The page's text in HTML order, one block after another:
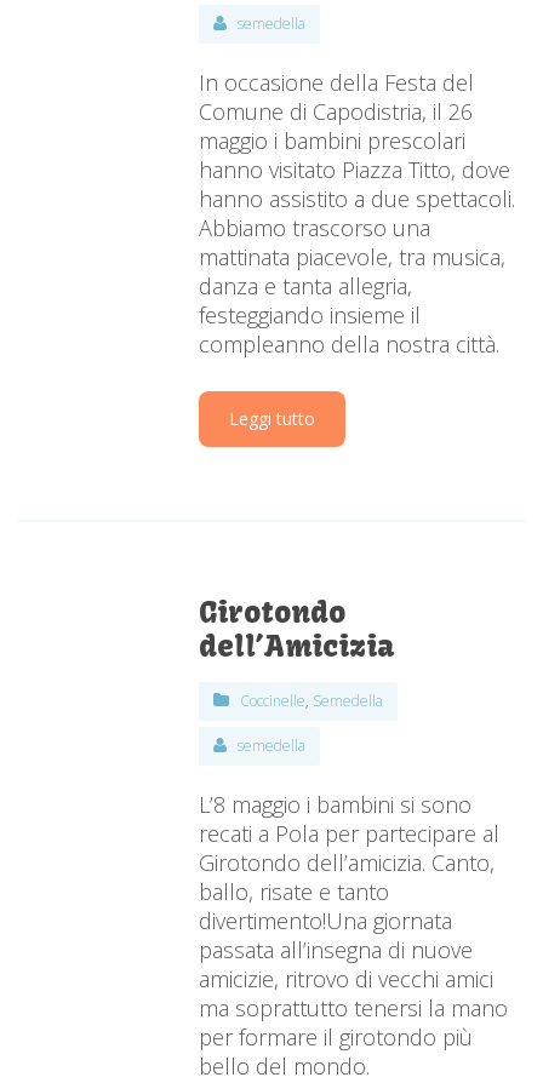
semedella
In occasione della Festa del
Comune di Capodistria, il 26
maggio i bambini prescolari
hanno visitato Piazza Titto, dove
hanno assistito a due spettacoli.
Abbiamo trascorso una
mattinata piacevole, tra musica,
danza e tanta allegria,
festeggiando insieme il
compleanno della nostra città.
Leggi tutto
Girotondo
dell’Amicizia
Coccinelle, Semedella
semedella
L’8 maggio i bambini si sono
recati a Pola per partecipare al
Girotondo dell’amicizia. Canto,
ballo, risate e tanto
divertimento!Una giornata
passata all’insegna di nuove
amicizie, ritrovo di vecchi amici
ma soprattutto tenersi la mano
per formare il girotondo più
bello del mondo.